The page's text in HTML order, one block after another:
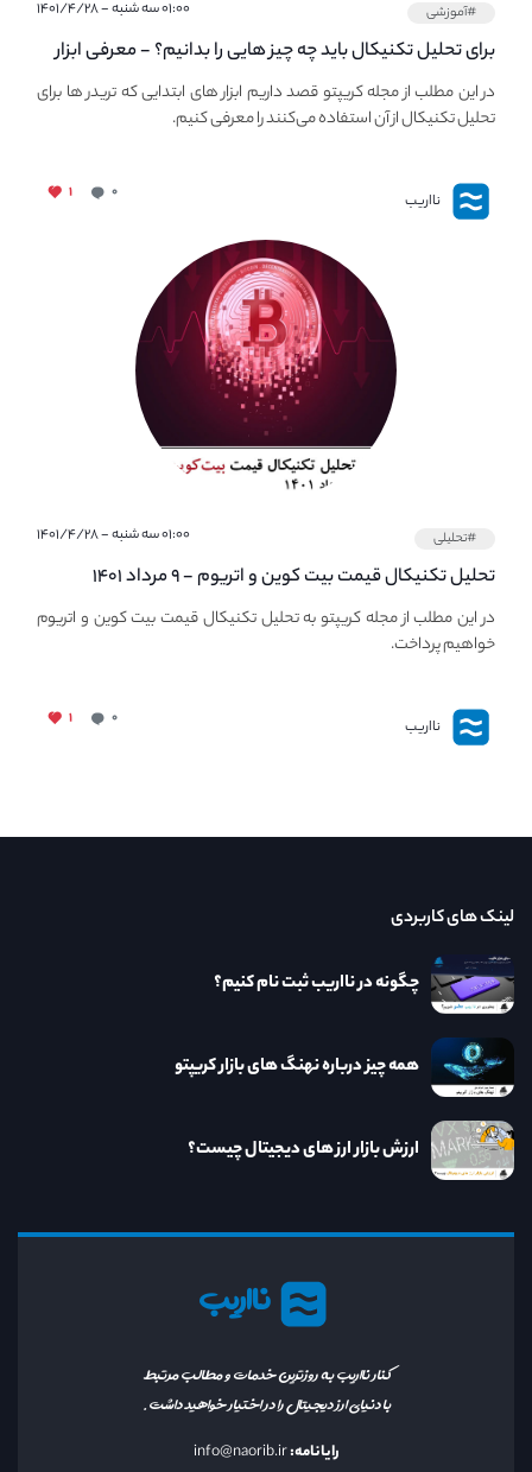
#آموزشی ۰۱:۰۰ سه شنبه - ۱۴۰۱/۴/۲۸
برای تحلیل تکنیکال باید چه چیز هایی را بدانیم؟ - معرفی ابزار
اولیه تحلیل تکنیکال در مجله کریپتو
در این مطلب از مجله کریپتو قصد داریم ابزار های ابتدایی که تریدر ها برای
تحلیل تکنیکال از آن استفاده می‌کنند را معرفی کنیم.
نااریب ۰ ۱
#تحلیلی ۰۱:۰۰ سه شنبه - ۱۴۰۱/۴/۲۸
تحلیل تکنیکال قیمت بیت کوین و اتریوم - ۹ مرداد ۱۴۰۱
در این مطلب از مجله کریپتو به تحلیل تکنیکال قیمت بیت کوین و اتریوم
خواهیم پرداخت.
نااریب ۰ ۱
نااریب
کنار نااریب به روزترین خدمات و مطالب مرتبط
با دنیای ارز دیجیتال را در اختیار خواهید داشت.
رایانامه:info@naorib.ir
لینک های کاربردی
چگونه در نااریب ثبت نام کنیم؟
همه چیز درباره نهنگ های بازار کریپتو
ارزش بازار ارز های دیجیتال چیست؟